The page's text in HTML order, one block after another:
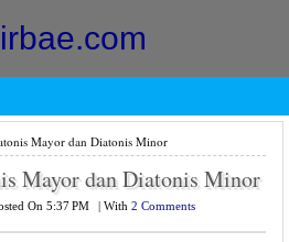
Mayor dan Diatonis Minor
Mayor dan Diatonis Minor
On 5:37 PM With 2 Comments